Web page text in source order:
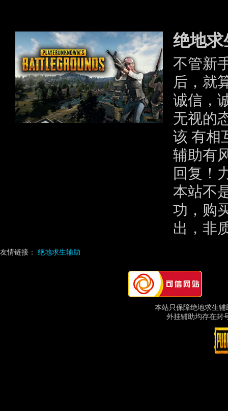
绝地求
不管新
后，就
诚信，
无视的
该 有相
辅助有
回复！
本站不
功，购
出，非
友情链接： 绝地求生辅助
本站只保障绝地求生
外挂辅助均存在封